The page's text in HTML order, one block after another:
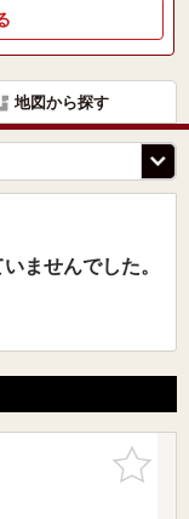
地図から探す
ませんでした。
お気に入
りに追加